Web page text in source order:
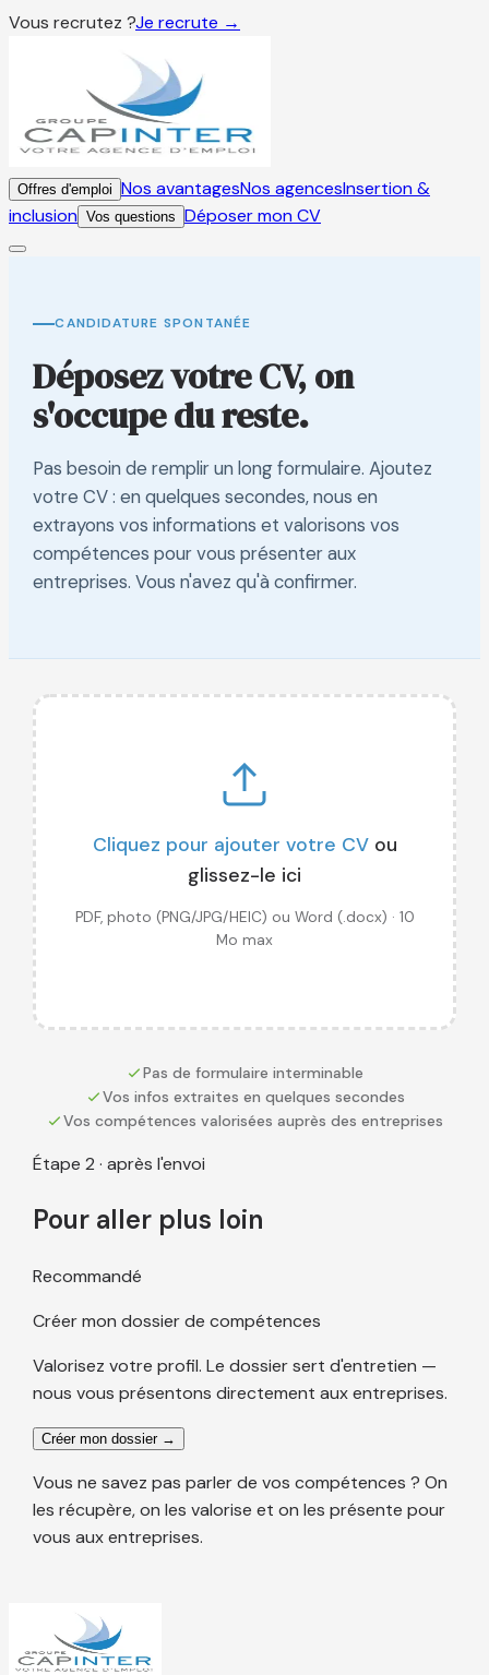
Vous recrutez ?Je recrute →
Offres d'emploi Nos avantagesNos agencesInsertion &
inclusion Vos questions Déposer mon CV
CANDIDATURE SPONTANÉE
Déposez votre CV, on
s'occupe du reste.
Pas besoin de remplir un long formulaire. Ajoutez
votre CV : en quelques secondes, nous en
extrayons vos informations et valorisons vos
compétences pour vous présenter aux
entreprises. Vous n'avez qu'à confirmer.
Cliquez pour ajouter votre CVou
glissez-le ici
PDF, photo (PNG/JPG/HEIC) ou Word (.docx) · 10
Mo max
Pas de formulaire interminable
Vos infos extraites en quelques secondes
Vos compétences valorisées auprès des entreprises
Étape 2 · après l'envoi
Pour aller plus loin
Recommandé
Créer mon dossier de compétences
Valorisez votre profil. Le dossier sert d'entretien —
nous vous présentons directement aux entreprises.
Créer mon dossier →
Vous ne savez pas parler de vos compétences ? On
les récupère, on les valorise et on les présente pour
vous aux entreprises.